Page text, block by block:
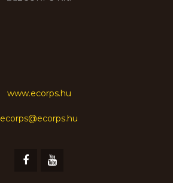
www.ecorps.hu
ecorps@ecorps.hu